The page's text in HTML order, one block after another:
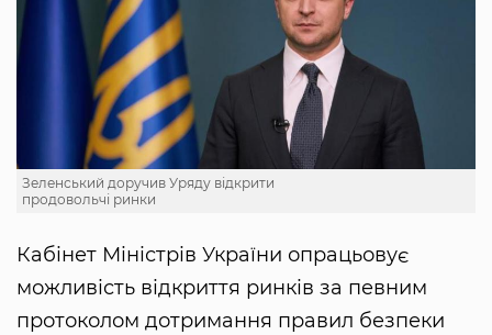
Зеленський доручив Уряду відкрити
продовольчі ринки
Кабінет Міністрів України опрацьовує
можливість відкриття ринків за певним
протоколом дотримання правил безпеки